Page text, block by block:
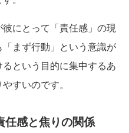
にとって「責任感」の現
まず行動」という意識が
という目的に集中するあ
すいのです。
任感と焦りの関係